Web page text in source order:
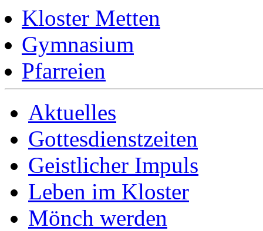
Kloster Metten
Gymnasium
Pfarreien
Aktuelles
Gottesdienstzeiten
Geistlicher Impuls
Leben im Kloster
Mönch werden